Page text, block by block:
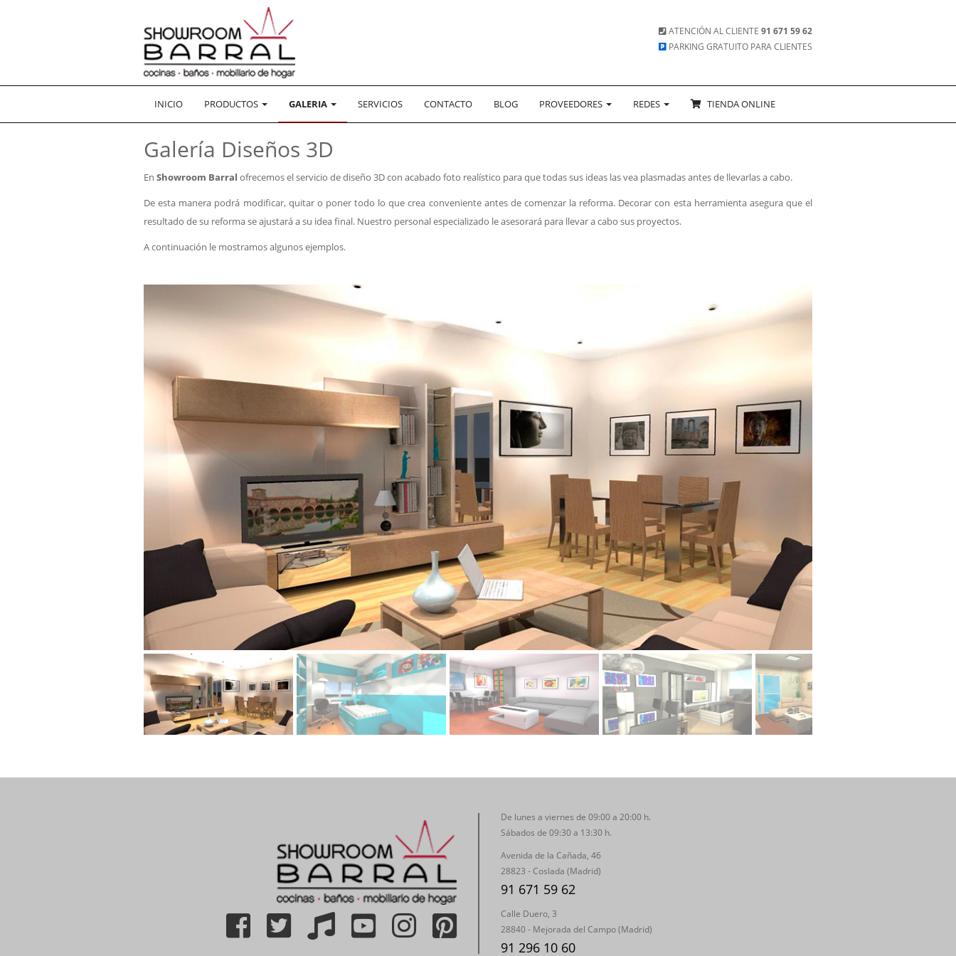
ATENCIÓN AL CLIENTE 91 671 59 62
PARKING GRATUITO PARA CLIENTES
INICIO PRODUCTOS GALERIA SERVICIOS CONTACTO BLOG PROVEEDORES REDES TIENDA ONLINE
Galería Diseños 3D
En Showroom Barral ofrecemos el servicio de diseño 3D con acabado foto realístico para que todas sus ideas las vea plasmadas antes de llevarlas a cabo.
De esta manera podrá modificar, quitar o poner todo lo que crea conveniente antes de comenzar la reforma. Decorar con esta herramienta asegura que el
resultado de su reforma se ajustará a su idea final. Nuestro personal especializado le asesorará para llevar a cabo sus proyectos.
A continuación le mostramos algunos ejemplos.
De lunes a viernes de 09:00 a 20:00 h.
Sábados de 09:30 a 13:30 h.
Avenida de la Cañada, 46
28823 - Coslada (Madrid)
91 671 59 62
Calle Duero, 3
28840 - Mejorada del Campo (Madrid)
91 296 10 60